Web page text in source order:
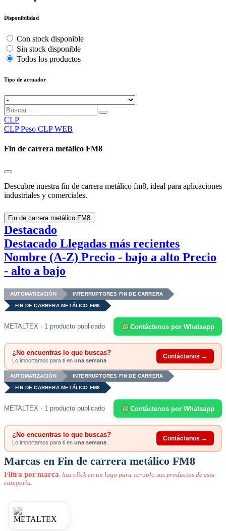
Disponibilidad
Con stock disponible
Sin stock disponible
Todos los productos
Tipo de actuador
CLP
CLP Peso CLP WEB
Fin de carrera metálico FM8
Descubre nuestra fin de carrera metálico fm8, ideal para aplicaciones
industriales y comerciales.
Fin de carrera metálico FM8
Destacado
Destacado Llegadas más recientes
Nombre (A-Z) Precio - bajo a alto Precio
- alto a bajo
AUTOMATIZACIÓN INTERRUPTORES FIN DE CARRERA
FIN DE CARRERA METÁLICO FM8
METALTEX · 1 producto publicado Contáctenos por Whatsapp
¿No encuentras lo que buscas?
Lo importamos para ti en una semana
Contáctanos →
AUTOMATIZACIÓN INTERRUPTORES FIN DE CARRERA
FIN DE CARRERA METÁLICO FM8
METALTEX · 1 producto publicado Contáctenos por Whatsapp
¿No encuentras lo que buscas?
Lo importamos para ti en una semana
Contáctanos →
Marcas en Fin de carrera metálico FM8
Filtra por marca haz click en un logo para ver solo sus productos de esta
categoria.